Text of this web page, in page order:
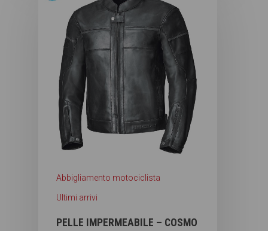
Abbigliamento motociclista
Ultimi arrivi
PELLE IMPERMEABILE – COSMO